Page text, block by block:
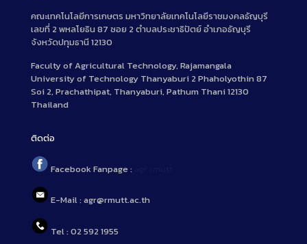
คณะเทคโนโลยีการเกษตร มหาวิทยาลัยเทคโนโลยีราชมงคลธัญบุรี
เลขที่ 2 พหลโยธิน 87 ซอย 2 ตำบลประชาธิปัตย์ อำเภอธัญบุรี
จังหวัดปทุมธานี 12130
Faculty of Agricultural Technology, Rajamangala
University of Technology Thanyaburi 2 Phaholyothin 87
Soi 2, Prachathipat, Thanyaburi, Pathum Thani 12130
Thailand
ติดต่อ
Facebook Fanpage :
E-Mail : agr@rmutt.ac.th
Tel : 02 592 1955